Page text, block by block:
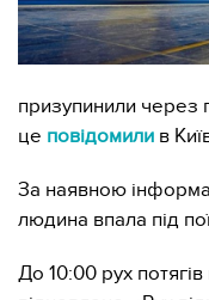
призупинили через
це повідомили в
За наявною
людина впала під
До 10:00 рух потягів